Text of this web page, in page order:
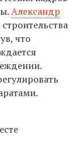
Александр
что